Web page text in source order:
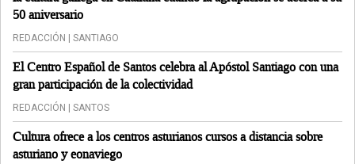
50 aniversario
REDACCIÓN | SANTIAGO
El Centro Español de Santos celebra al Apóstol Santiago con una
gran participación de la colectividad
REDACCIÓN | SANTOS
Cultura ofrece a los centros asturianos cursos a distancia sobre
asturiano y eonaviego